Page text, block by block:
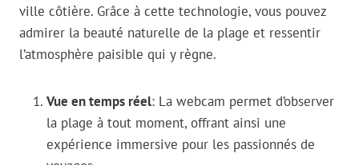
ville côtière. Grâce à cette technologie, vous pouvez
admirer la beauté naturelle de la plage et ressentir
l’atmosphère paisible qui y règne.
Vue en temps réel: La webcam permet d’observer
la plage à tout moment, offrant ainsi une
expérience immersive pour les passionnés de